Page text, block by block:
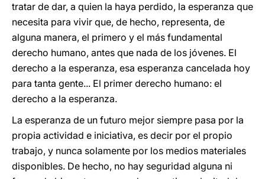
tratar de dar, a quien la haya perdido, la esperanza que
necesita para vivir que, de hecho, representa, de
alguna manera, el primero y el más fundamental
derecho humano, antes que nada de los jóvenes. El
derecho a la esperanza, esa esperanza cancelada hoy
para tanta gente... El primer derecho humano: el
derecho a la esperanza.
La esperanza de un futuro mejor siempre pasa por la
propia actividad e iniciativa, es decir por el propio
trabajo, y nunca solamente por los medios materiales
disponibles. De hecho, no hay seguridad alguna ni